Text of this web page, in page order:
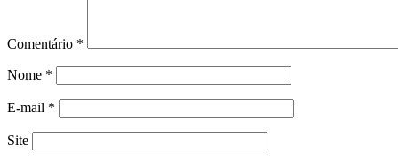
Comentário *
Nome *
E-mail *
Site